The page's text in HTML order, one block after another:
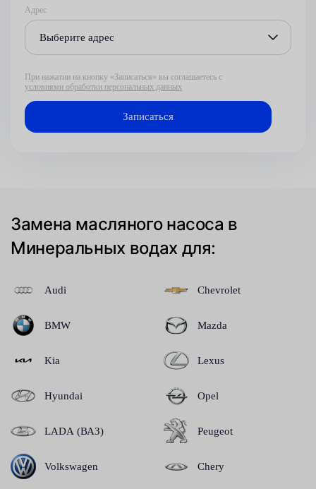
Адрес
Выберите адрес
При нажатии на кнопку «Записаться» вы соглашаетесь с
условиями обработки персональных данных
Замена масляного насоса в
Минеральных водах для:
Audi
BMW
Kia
Hyundai
LADA (ВАЗ)
Volkswagen
Chevrolet
Mazda
Lexus
Opel
Peugeot
Chery